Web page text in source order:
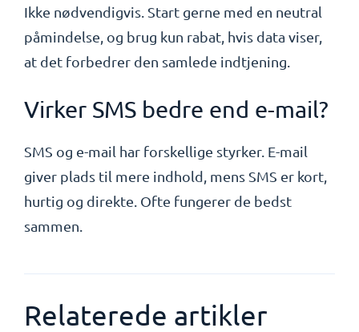
Ikke nødvendigvis. Start gerne med en neutral
påmindelse, og brug kun rabat, hvis data viser,
at det forbedrer den samlede indtjening.
Virker SMS bedre end e-mail?
SMS og e-mail har forskellige styrker. E-mail
giver plads til mere indhold, mens SMS er kort,
hurtig og direkte. Ofte fungerer de bedst
sammen.
Relaterede artikler